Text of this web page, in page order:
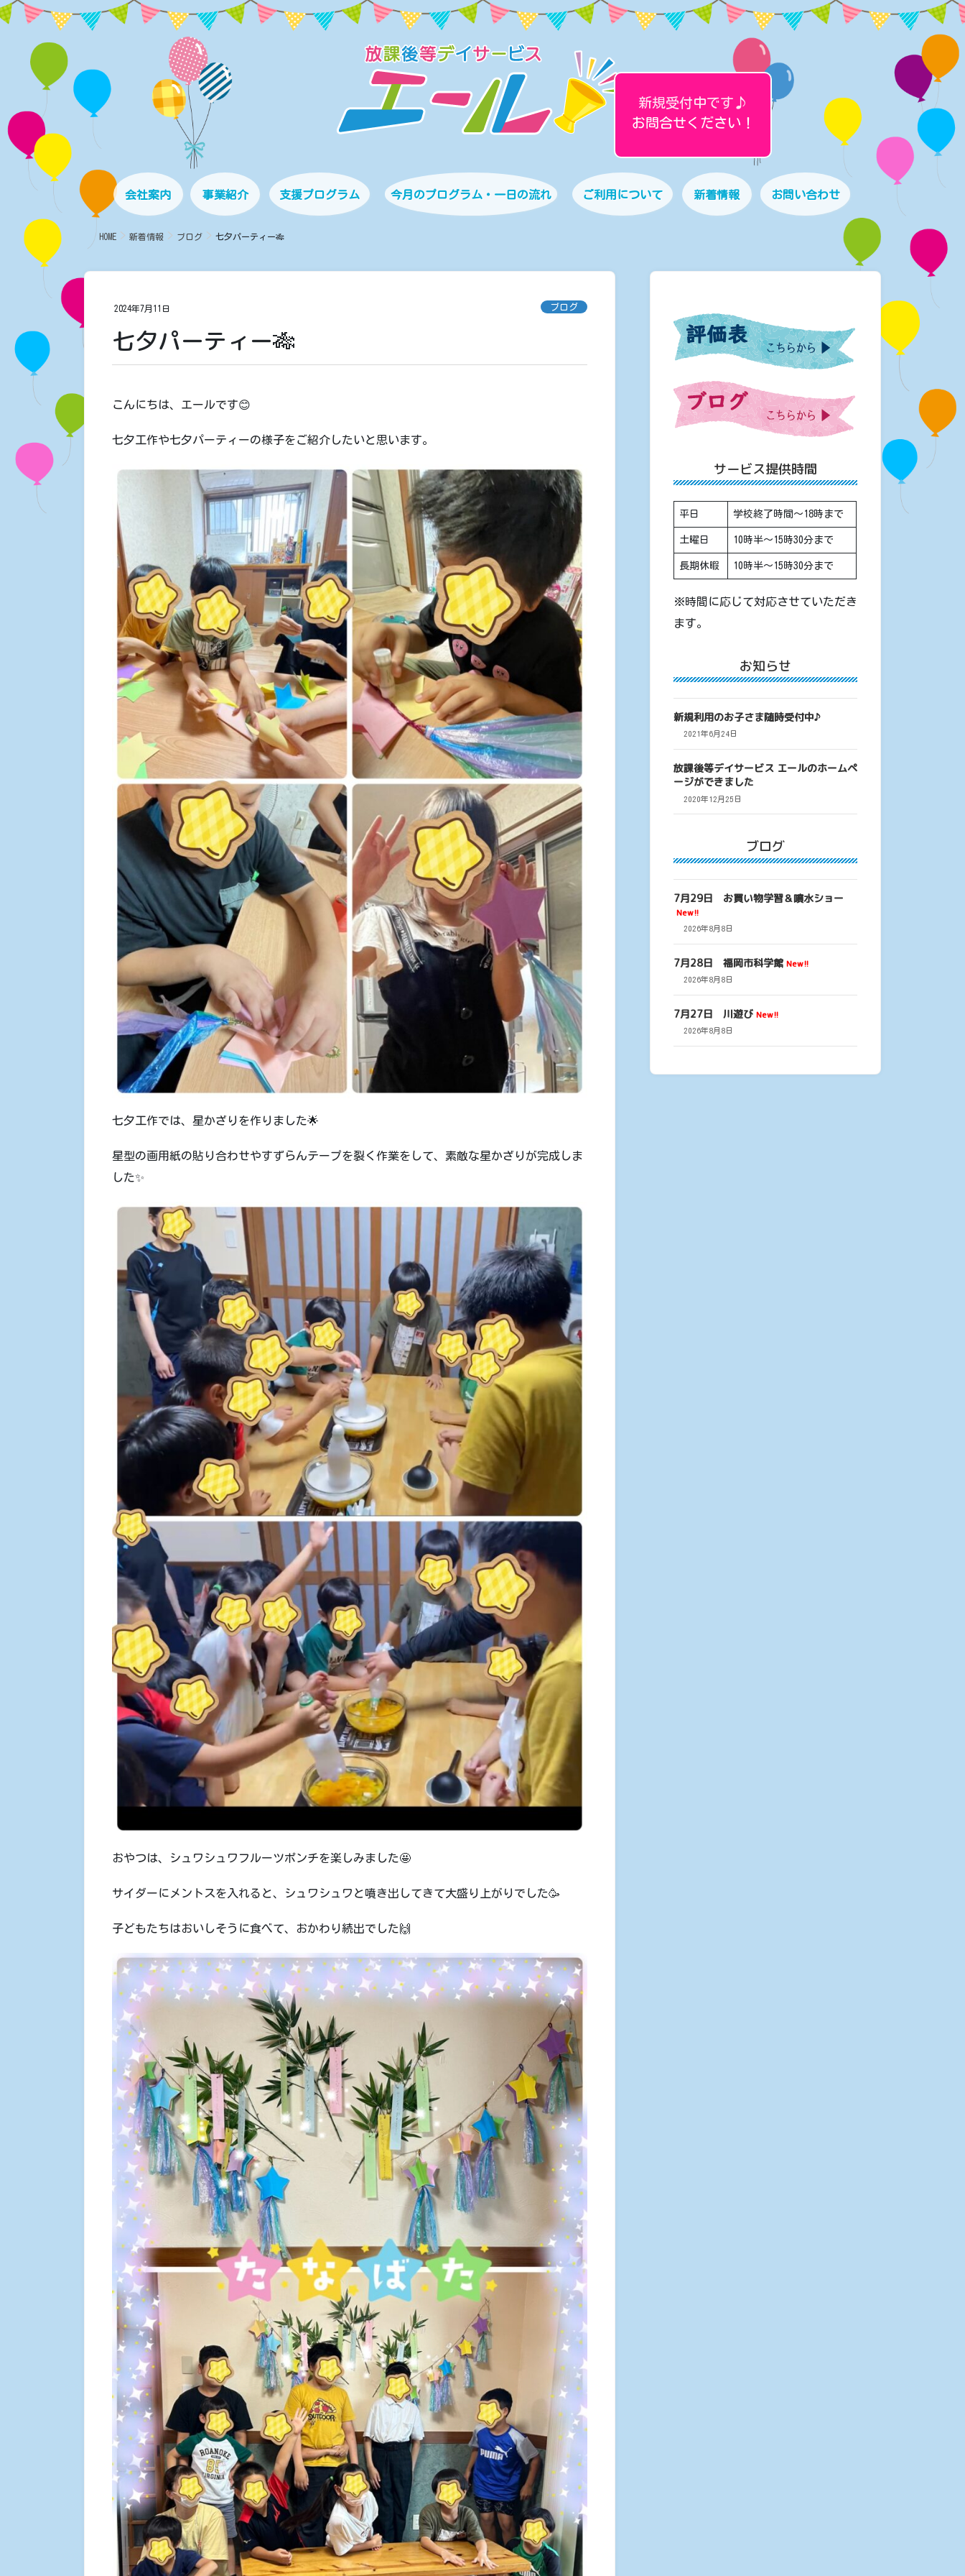
コ
ン
動
ナ
ビ
に
会社案内 事業紹介 支援プログラム 今月のプログラム・一日の流れ ご利用について 新着情報 お問い合わせ
新規受付中です♪
お問合せください！
HOME 新着情報 ブログ 七夕パーティー🎋
2024年7月11日 ブログ
七夕パーティー🎋
こんにちは、エールです😊
七夕工作や七夕パーティーの様子をご紹介したいと思います。
七夕工作では、星かざりを作りました🌟
星型の画用紙の貼り合わせやすずらんテープを裂く作業をして、素敵な星かざりが完成しま
した✨
おやつは、シュワシュワフルーツポンチを楽しみました🤩
サイダーにメントスを入れると、シュワシュワと噴き出してきて大盛り上がりでした🥳
子どもたちはおいしそうに食べて、おかわり続出でした🙌
サービス提供時間
平日 学校終了時間〜18時まで
土曜日 10時半〜15時30分まで
長期休暇 10時半〜15時30分まで
※時間に応じて対応させていただき
ます。
お知らせ
新規利用のお子さま随時受付中♪
2021年6月24日
放課後等デイサービス エールのホームペ
ージができました
2020年12月25日
ブログ
7月29日 お買い物学習＆噴水ショー
New!!
2026年8月8日
7月28日 福岡市科学館 New!!
2026年8月8日
7月27日 川遊び New!!
2026年8月8日